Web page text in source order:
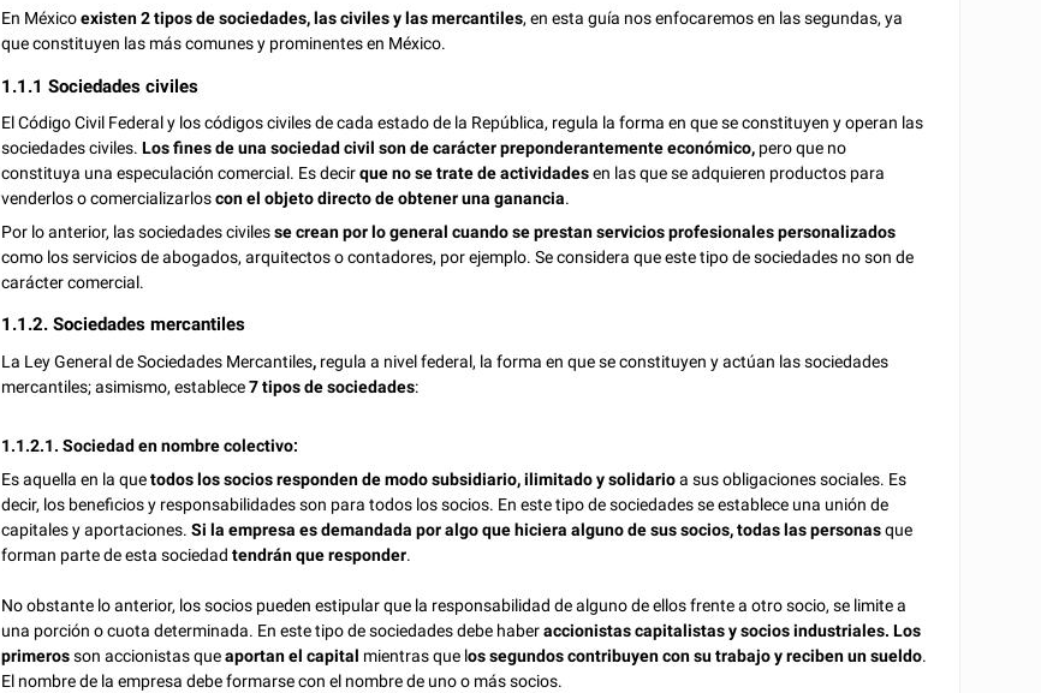
En Méxicoexisten 2 tipos de sociedades, las civiles y las mercantiles, en esta guía nos enfocaremos en las segundas, ya
que constituyen las más comunes y prominentes en México.
1.1.1 Sociedades civiles
El Código Civil Federal y los códigos civiles de cada estado de la República, regula la forma en que se constituyen y operan las
sociedades civiles.Los fines de una sociedad civil sonde carácter preponderantemente económico, pero que no
constituya una especulación comercial. Es decirque no se trate de actividadesen las que se adquieren productos para
venderlos o comercializarloscon el objeto directo de obtener una ganancia.
Por lo anterior, las sociedades civilesse crean por lo general cuando se prestan servicios profesionales personalizados
como los servicios de abogados, arquitectos o contadores, por ejemplo. Se considera que este tipo de sociedades no son de
carácter comercial.
1.1.2. Sociedades mercantiles
La Ley General de Sociedades Mercantiles, regula a nivel federal, la forma en que se constituyen y actúan las sociedades
mercantiles; asimismo, establece7 tipos de sociedades:
1.1.2.1. Sociedad en nombre colectivo:
Es aquella en la quetodos los socios responden de modo subsidiario, ilimitado y solidarioa sus obligaciones sociales. Es
decir, los beneficios y responsabilidades son para todos los socios. En este tipo de sociedades se establece una unión de
capitales y aportaciones.Si la empresa es demandada por algo que hiciera alguno de sus socios, todas las personasque
forman parte de esta sociedad tendrán que responder.
No obstante lo anterior, los socios pueden estipular que la responsabilidad de alguno de ellos frente a otro socio, se limite a
una porción o cuota determinada. En este tipo de sociedades debe haberaccionistas capitalistas y socios industriales. Los
primerosson accionistas queaportan el capital mientras que los segundos contribuyen con su trabajo y reciben un sueldo.
El nombre de la empresa debe formarse con el nombre de uno o más socios.